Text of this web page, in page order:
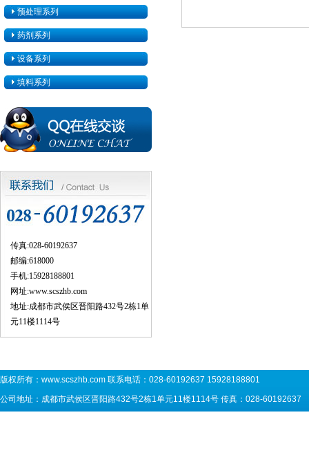
预处理系列
药剂系列
设备系列
填料系列
传真:028-60192637
邮编:618000
手机:15928188801
网址:www.scszhb.com
地址:成都市武侯区晋阳路432号2栋1单
元11楼1114号
版权所有： www.scszhb.com 联系电话：028-60192637 15928188801
公司地址：成都市武侯区晋阳路432号2栋1单元11楼1114号 传真：028-